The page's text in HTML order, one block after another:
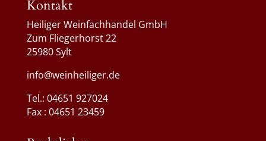
Kontakt
Heiliger Weinfachhandel GmbH
Zum Fliegerhorst 22
25980 Sylt
info@weinheiliger.de
Tel.: 04651 927024
Fax : 04651 23459